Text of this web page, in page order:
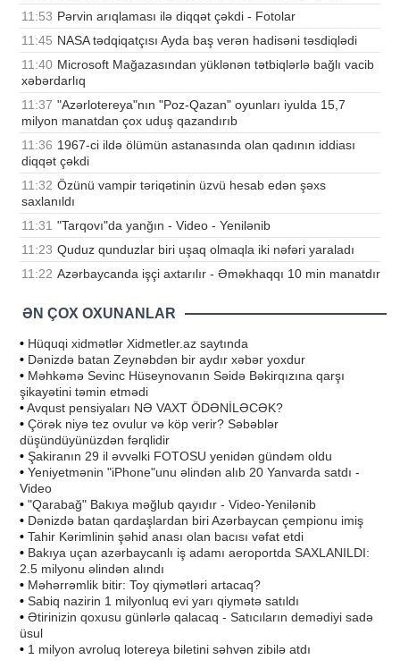
11:53 Pərvin arıqlaması ilə diqqət çəkdi - Fotolar
11:45 NASA tədqiqatçısı Ayda baş verən hadisəni təsdiqlədi
11:40 Microsoft Mağazasından yüklənən tətbiqlərlə bağlı vacib
xəbərdarlıq
11:37 "Azərlotereya"nın "Poz-Qazan" oyunları iyulda 15,7
milyon manatdan çox uduş qazandırıb
11:36 1967-ci ildə ölümün astanasında olan qadının iddiası
diqqət çəkdi
11:32 Özünü vampir təriqətinin üzvü hesab edən şəxs
saxlanıldı
11:31 "Tarqovı"da yanğın - Video - Yenilənib
11:23 Quduz qunduzlar biri uşaq olmaqla iki nəfəri yaraladı
11:22 Azərbaycanda işçi axtarılır - Əməkhaqqı 10 min manatdır
ƏN ÇOX OXUNANLAR
• Hüquqi xidmətlər Xidmetler.az saytında
• Dənizdə batan Zeynəbdən bir aydır xəbər yoxdur
• Məhkəmə Sevinc Hüseynovanın Səidə Bəkirqızına qarşı
şikayətini təmin etmədi
•Avqust pensiyaları NƏ VAXT ÖDƏNİLƏCƏK?
• Çörək niyə tez ovulur və köp verir? Səbəblər
düşündüyünüzdən fərqlidir
• Şakiranın 29 il əvvəlki FOTOSU yenidən gündəm oldu
• Yeniyetmənin "iPhone"unu əlindən alıb 20 Yanvarda satdı -
Video
• "Qarabağ" Bakıya məğlub qayıdır - Video-Yenilənib
• Dənizdə batan qardaşlardan biri Azərbaycan çempionu imiş
• Tahir Kərimlinin şəhid anası olan bacısı vəfat etdi
• Bakıya uçan azərbaycanlı iş adamı aeroportda SAXLANILDI:
2.5 milyonu əlindən alındı
• Məhərrəmlik bitir: Toy qiymətləri artacaq?
• Sabiq nazirin 1 milyonluq evi yarı qiymətə satıldı
• Ətirinizin qoxusu günlərlə qalacaq - Satıcıların demədiyi sadə
üsul
• 1 milyon avroluq lotereya biletini səhvən zibilə atdı